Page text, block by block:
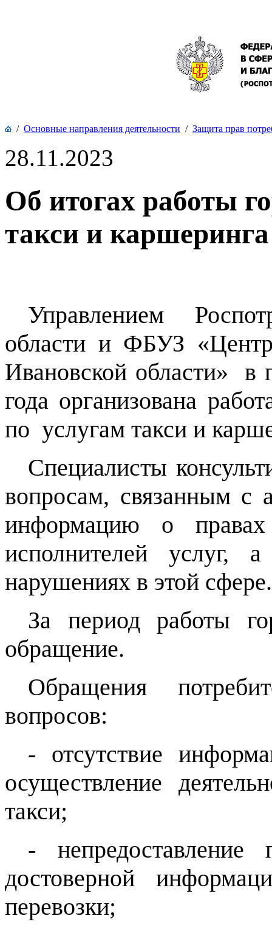
/ Основные направления деятельности / Защита прав
28.11.2023
Об итогах работы
такси и каршеринга
Управлением
области и ФБУЗ
Ивановской области» в
года организована
по услугам такси и
Специалисты
вопросам, связанным с
информацию о правах
исполнителей услуг,
нарушениях в этой сфере.
За период работы
обращение.
Обращения
вопросов:
- отсутствие
осуществление
такси;
- непредоставление
достоверной
перевозки;